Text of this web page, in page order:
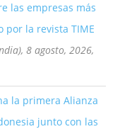
las empresas más
por la revista TIME
8 agosto, 2026,
la primera Alianza
junto con las